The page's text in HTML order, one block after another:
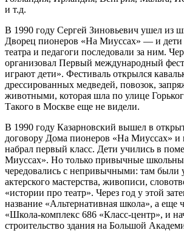
и т.д.
В 1990 году Сергей Зиновьевич ушел из
Дворец пионеров «На Миуссах» — и дети
театра и педагоги последовали за ним.
организовал Первый международный
играют дети». Фестиваль открылся
дрессированных медведей, повозок,
животными, которая шла по улице
Такого в Москве еще не видели.
В 1990 году Казарновский вышел в
договору Дома пионеров «На Миуссах»
набрал первый класс. Дети учились в
Миуссах». Но только привычные
чередовались с непривычными: там были
актерского мастерства, живописи,
«истории про театр». Через год у этой
название «Альтернативная школа», а еще
«Школа-комплекс 686 «Класс-центр», и
строительство здания на Большой